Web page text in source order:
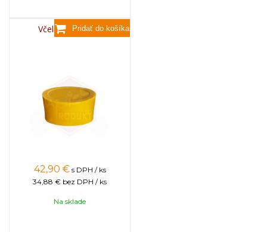
Včelí vosk, 3,5kg
42,90 € s DPH / ks
34,88 € bez DPH / ks
Na sklade